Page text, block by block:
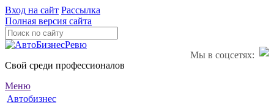
Вход на сайт Рассылка
Полная версия сайта
Мы в соцсетях:
Свой среди профессионалов
Меню
Автобизнес